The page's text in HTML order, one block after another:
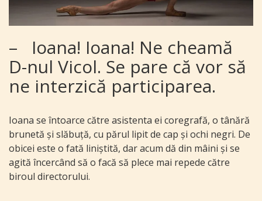
– Ioana! Ioana! Ne cheamă
D-nul Vicol. Se pare că vor să
ne interzică participarea.
Ioana se întoarce către asistenta ei coregrafă, o tânără
brunetă și slăbuță, cu părul lipit de cap și ochi negri. De
obicei este o fată liniștită, dar acum dă din mâini și se
agită încercând să o facă să plece mai repede către
biroul directorului.